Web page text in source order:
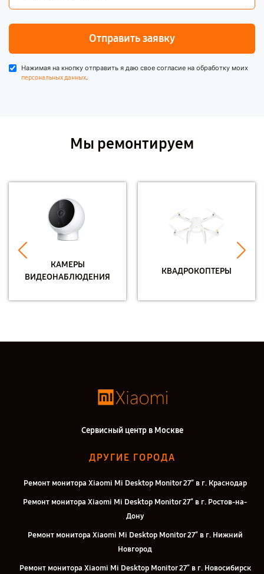
Отправить заявку
Нажимая на кнопку отправить я даю свое согласие на обработку моих
персональных данных.
Мы ремонтируем
КАМЕРЫ
ВИДЕОНАБЛЮДЕНИЯ
КВАДРОКОПТЕРЫ
Сервисный центр в Москве
ДРУГИЕ ГОРОДА
Ремонт монитора Xiaomi Mi Desktop Monitor 27″ в г. Краснодар
Ремонт монитора Xiaomi Mi Desktop Monitor 27″ в г. Ростов-на-
Дону
Ремонт монитора Xiaomi Mi Desktop Monitor 27″ в г. Нижний
Новгород
Ремонт монитора Xiaomi Mi Desktop Monitor 27″ в г. Новосибирск